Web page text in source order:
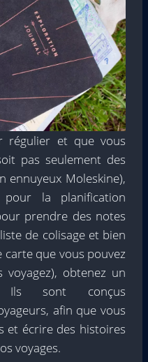
régulier et que vous
pas seulement des
ennuyeux Moleskine),
la planification
prendre des notes
de colisage et bien
que vous pouvez
obtenez un
Ils sont conçus
afin que vous
et écrire des histoires
voyages.